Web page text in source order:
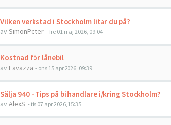
Vilken verkstad i Stockholm litar du på?
av SimonPeter - fre 01 maj 2026, 09:04
Kostnad för lånebil
av Favazza - ons 15 apr 2026, 09:39
Sälja 940 - Tips på bilhandlare i/kring Stockholm?
av AlexS - tis 07 apr 2026, 15:35